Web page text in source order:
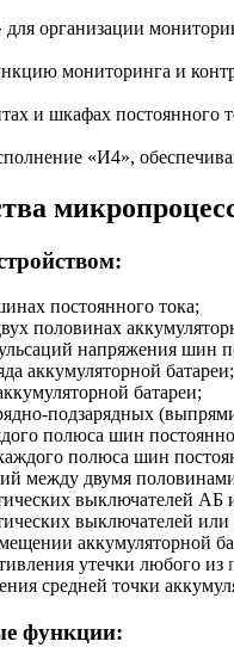
организации
мониторинга и
и шкафах
«И4»,
постоянного тока;
половинах
напряжения шин
аккумуляторной батареи;
батареи;
подзарядных
полюса шин
полюса шин
между двумя
выключателей
выключателей
аккумуляторной
утечки любого из
средней точки
функции: